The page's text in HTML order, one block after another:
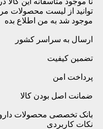
توانید از لیست محصولات
موجود شد به من اطلاع بده
ارسال به سراسر کشور
تضمین کیفیت
پرداخت امن
ضمانت اصل بودن کالا
بانک تخصصی محصولات
نکات کاربردی